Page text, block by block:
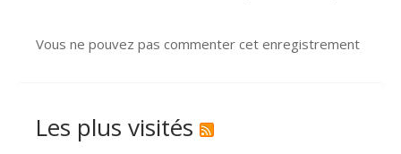
Vous ne pouvez pas commenter cet enregistrement
Les plus visités